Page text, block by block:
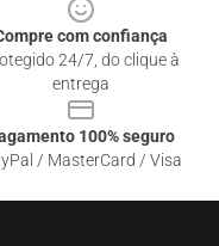
com confiança
24/7, do clique à
entrega
100% seguro
/ MasterCard / Visa